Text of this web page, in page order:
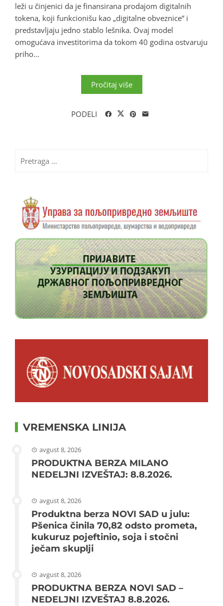
leži u činjenici da je finansirana prodajom digitalnih
tokena, koji funkcionišu kao „digitalne obveznice“ i
predstavljaju jedno stablo lešnika. Ovaj model
omogućava investitorima da tokom 40 godina ostvaruju
priho...
Pročitaj više
PODELI
za:
VREMENSKA LINIJA
avgust 8, 2026
PRODUKTNA BERZA MILANO
NEDELJNI IZVEŠTAJ: 8.8.2026.
avgust 8, 2026
Produktna berza NOVI SAD u julu:
Pšenica činila 70,82 odsto prometa,
kukuruz pojeftinio, soja i stočni
ječam skuplji
avgust 8, 2026
PRODUKTNA BERZA NOVI SAD –
NEDELJNI IZVEŠTAJ 8.8.2026.